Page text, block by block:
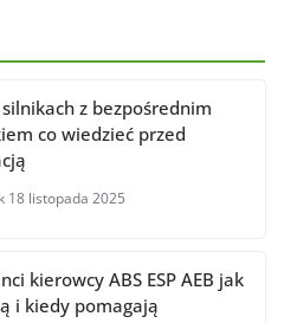
silnikach z bezpośrednim
co wiedzieć przed
18 listopada 2025
kierowcy ABS ESP AEB jak
i kiedy pomagają